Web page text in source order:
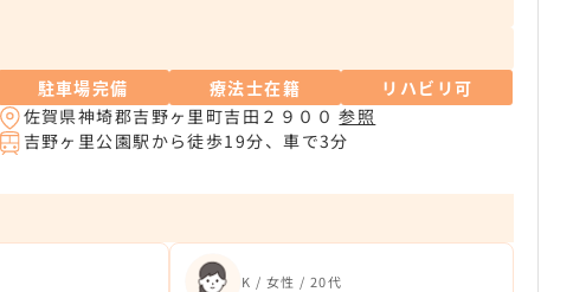
駐車場完備 療法士在籍
リハビリ可
佐賀県神埼郡吉野ヶ里町吉田２９００参照
吉野ヶ里公園駅から徒歩19分、車で3分
K / 女性 / 20代